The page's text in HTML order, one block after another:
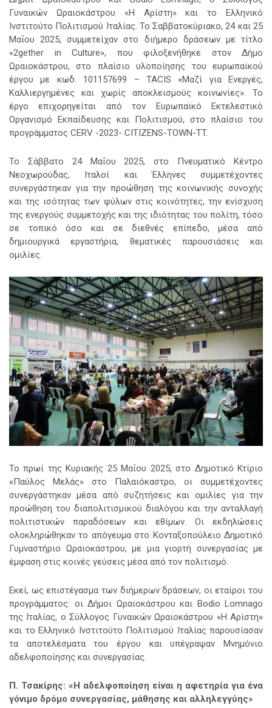
Γυναικών Ωραιοκάστρου «Η Αρίστη» και το Ελληνικό
Ινστιτούτο Πολιτισμού Ιταλίας. Το Σαββατοκύριακο, 24 και 25
Μαΐου 2025, συμμετείχαν στο διήμερο δράσεων με τίτλο
«2gether in Culture», που φιλοξενήθηκε στον Δήμο
Ωραιοκάστρου, στο πλαίσιο υλοποίησης του ευρωπαϊκού
έργου με κωδ. 101157699 – TACIS «Μαζί για Ενεργές,
Καλλιεργημένες και χωρίς αποκλεισμούς κοινωνίες». Το
έργο επιχορηγείται από τον Ευρωπαϊκό Εκτελεστικό
Οργανισμό Εκπαίδευσης και Πολιτισμού, στο πλαίσιο του
προγράμματος CERV -2023- CITIZENS-TOWN-TT.
Το Σάββατο 24 Μαΐου 2025, στο Πνευματικό Κέντρο
Νεοχωρούδας, Ιταλοί και Έλληνες συμμετέχοντες
συνεργάστηκαν για την προώθηση της κοινωνικής συνοχής
και της ισότητας των φύλων στις κοινότητες, την ενίσχυση
της ενεργούς συμμετοχής και της ιδιότητας του πολίτη, τόσο
σε τοπικό όσο και σε διεθνές επίπεδο, μέσα από
δημιουργικά εργαστήρια, θεματικές παρουσιάσεις και
ομιλίες.
Το πρωί της Κυριακής 25 Μαΐου 2025, στο Δημοτικό Κτίριο
«Παύλος Μελάς» στο Παλαιόκαστρο, οι συμμετέχοντες
συνεργάστηκαν μέσα από συζητήσεις και ομιλίες για την
προώθηση του διαπολιτισμικού διαλόγου και την ανταλλαγή
πολιτιστικών παραδόσεων και εθίμων. Οι εκδηλώσεις
ολοκληρώθηκαν το απόγευμα στο Κονταξοπούλειο Δημοτικό
Γυμναστήριο Ωραιοκάστρου, με μια γιορτή συνεργασίας με
έμφαση στις κοινές γεύσεις μέσα από τον πολιτισμό.
Εκεί, ως επιστέγασμα των διήμερων δράσεων, οι εταίροι του
προγράμματος: οι Δήμοι Ωραιοκάστρου και Bodio Lomnago
της Ιταλίας, ο Σύλλογος Γυναικών Ωραιοκάστρου «Η Αρίστη»
και το Ελληνικό Ινστιτούτο Πολιτισμού Ιταλίας παρουσίασαν
τα αποτελέσματα του έργου και υπέγραψαν Μνημόνιο
αδελφοποίησης και συνεργασίας.
Π. Τσακίρης: «Η αδελφοποίηση είναι η αφετηρία για ένα
γόνιμο δρόμο συνεργασίας, μάθησης και αλληλεγγύης»